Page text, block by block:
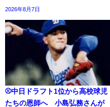
2026年8月7日
⚾中日ドラフト1位から高校球児
たちの恩師へ 小島弘務さんが